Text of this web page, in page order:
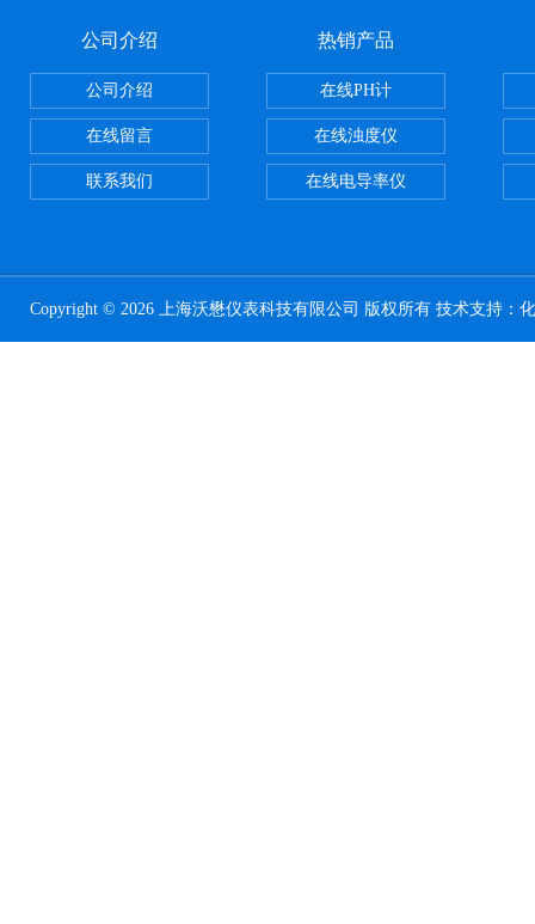
公司介绍
公司介绍
在线留言
联系我们
热销产品
在线PH计
在线浊度仪
在线电导率仪
Copyright © 2026 上海沃懋仪表科技有限公司 版权所有 技术支持：